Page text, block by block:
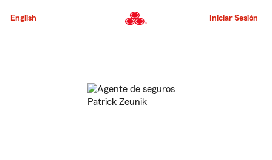
al
principal
English Iniciar Sesión